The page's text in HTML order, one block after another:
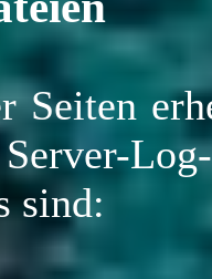
Seiten
sind: